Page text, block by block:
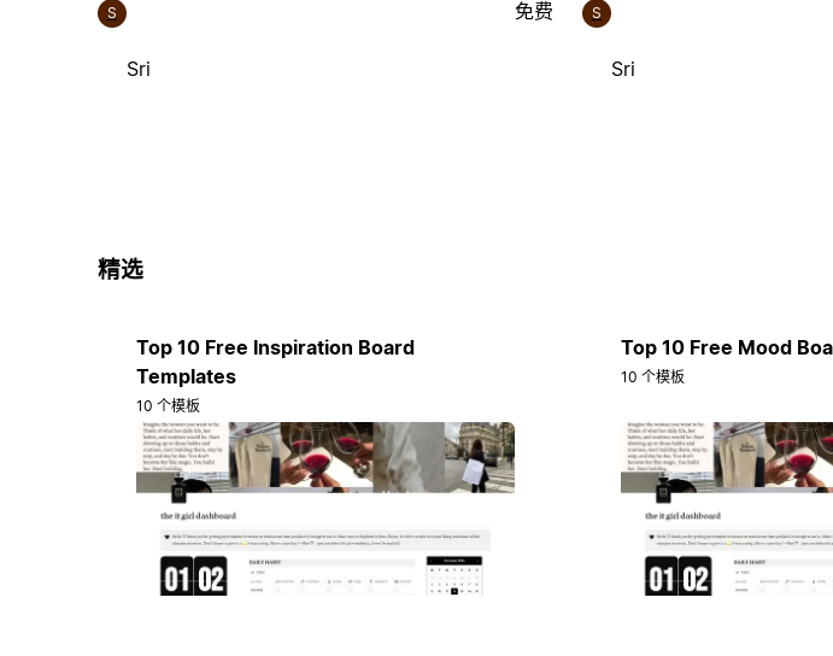
S
Sri
免费 S
Sri
精选
Top 10 Free Inspiration Board
Templates
10 个模板
Top 10 Free Mood
10 个模板